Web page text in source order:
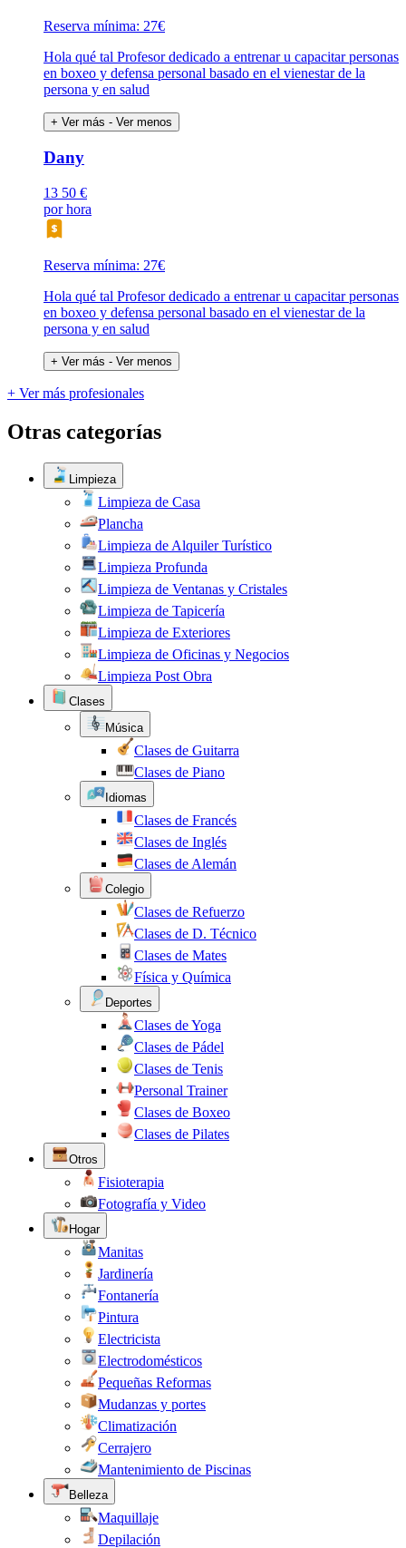
Reserva mínima: 27€
Hola qué tal Profesor dedicado a entrenar u capacitar personas
en boxeo y defensa personal basado en el vienestar de la
persona y en salud
+ Ver más - Ver menos
Dany
13 50 €
por hora
Reserva mínima: 27€
Hola qué tal Profesor dedicado a entrenar u capacitar personas
en boxeo y defensa personal basado en el vienestar de la
persona y en salud
+ Ver más - Ver menos
+ Ver más profesionales
Otras categorías
Limpieza
Limpieza de Casa
Plancha
Limpieza de Alquiler Turístico
Limpieza Profunda
Limpieza de Ventanas y Cristales
Limpieza de Tapicería
Limpieza de Exteriores
Limpieza de Oficinas y Negocios
Limpieza Post Obra
Clases
Música
Clases de Guitarra
Clases de Piano
Idiomas
Clases de Francés
Clases de Inglés
Clases de Alemán
Colegio
Clases de Refuerzo
Clases de D. Técnico
Clases de Mates
Física y Química
Deportes
Clases de Yoga
Clases de Pádel
Clases de Tenis
Personal Trainer
Clases de Boxeo
Clases de Pilates
Otros
Fisioterapia
Fotografía y Video
Hogar
Manitas
Jardinería
Fontanería
Pintura
Electricista
Electrodomésticos
Pequeñas Reformas
Mudanzas y portes
Climatización
Cerrajero
Mantenimiento de Piscinas
Belleza
Maquillaje
Depilación